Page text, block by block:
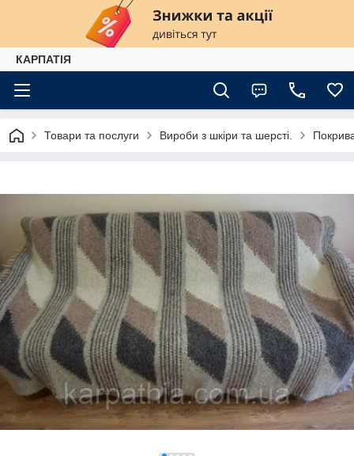
КАРПАТІЯ
Товари та послуги Вироби з шкіри та шерсті.